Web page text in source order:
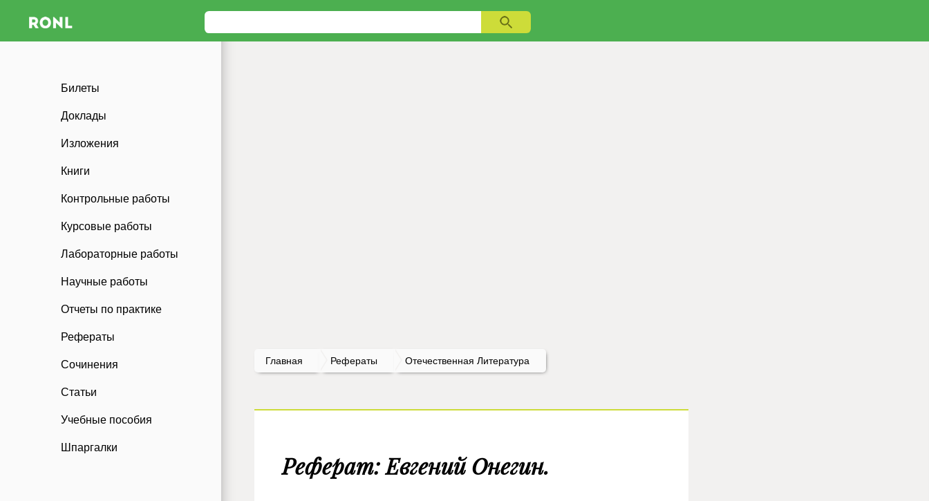
Билеты
Доклады
Изложения
Книги
Контрольные работы
Курсовые работы
Лабораторные работы
Научные работы
Отчеты по практике
Рефераты
Сочинения
Статьи
Учебные пособия
Шпаргалки
Главная Рефераты Отечественная Литература
Реферат: Евгений Онегин.